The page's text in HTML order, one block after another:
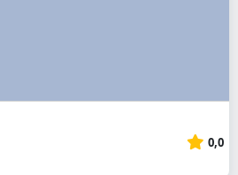
0,0